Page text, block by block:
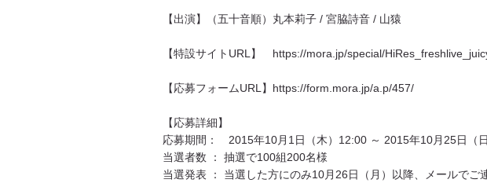
【出演】（五十音順）丸本莉子 / 宮脇詩音 / 山猿
【特設サイトURL】 https://mora.jp/special/HiRes_
【応募フォームURL】 https://form.mora. jp/a.p/457/
【応募詳細】
応募期間： 2015年10月1日（木）12:00 ～ 2015年10月25日（
当選者数 ： 抽選で100組200名様
当選発表 ： 当選した方にのみ10月26日（月）以降、メールでご